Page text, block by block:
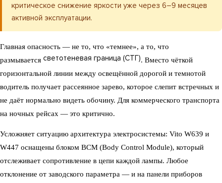
критическое снижение яркости уже через 6–9 месяцев
активной эксплуатации.
Главная опасность — не то, что «темнее», а то, что
размывается светотеневая граница (СТГ). Вместо чёткой
горизонтальной линии между освещённой дорогой и темнотой
водитель получает рассеянное зарево, которое слепит встречных и
не даёт нормально видеть обочину. Для коммерческого транспорта
на ночных рейсах — это критично.
Усложняет ситуацию архитектура электросистемы: Vito W639 и
W447 оснащены блоком BCM (Body Control Module), который
отслеживает сопротивление в цепи каждой лампы. Любое
отклонение от заводского параметра — и на панели приборов